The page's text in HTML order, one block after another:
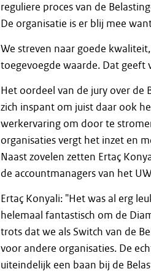
reguliere proces van de
De organisatie is er blij mee
We streven naar goede
toegevoegde waarde. Dat geeft
Het oordeel van de jury over de
zich inspant om juist daar ook
werkervaring om door te
organisaties vergt het inzet en
Naast zovelen zetten Ertaç
de accountmanagers van het
Ertaç Konyali: "Het was al erg
helemaal fantastisch om de
trots dat we als Switch van de
voor andere organisaties. De
uiteindelijk een baan bij de